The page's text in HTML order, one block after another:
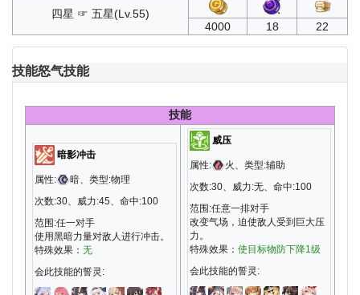
四星 ☞ 五星(Lv.55)
4000
18 22
技能怒气技能
技能
暗影冲击
属性:
暗、类型:物理
次数:30、威力:45、命中:100
范围:任一对手
使用黑暗力量对敌人进行冲击。
特殊效果： 无
会此技能的誓灵:
威压
属性:
火、类型:辅助
次数:30、威力:无、命中:100
范围:任意一排对手
改变气场，迫使敌人受到巨大压
力。
特殊效果： 使目标物防下降1级
会此技能的誓灵: